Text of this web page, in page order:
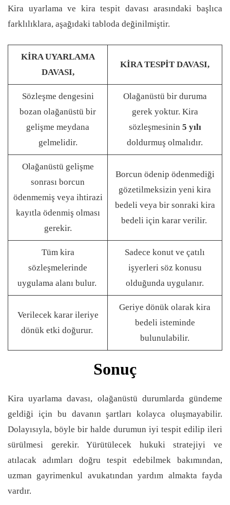
Kira uyarlama ve kira tespit davası arasındaki başlıca
farklılıklara, aşağıdaki tabloda değinilmiştir.
KİRA UYARLAMA
DAVASI,
KİRA TESPİT DAVASI,
Sözleşme dengesini
bozan olağanüstü bir
gelişme meydana
gelmelidir.
Olağanüstü bir duruma
gerek yoktur. Kira
sözleşmesinin 5 yılı
doldurmuş olmalıdır.
Olağanüstü gelişme
sonrası borcun
ödenmemiş veya ihtirazi
kayıtla ödenmiş olması
gerekir.
Borcun ödenip ödenmediği
gözetilmeksizin yeni kira
bedeli veya bir sonraki kira
bedeli için karar verilir.
Tüm kira
sözleşmelerinde
uygulama alanı bulur.
Sadece konut ve çatılı
işyerleri söz konusu
olduğunda uygulanır.
Verilecek karar ileriye
dönük etki doğurur.
Geriye dönük olarak kira
bedeli isteminde
bulunulabilir.
Sonuç
Kira uyarlama davası, olağanüstü durumlarda gündeme
geldiği için bu davanın şartları kolayca oluşmayabilir.
Dolayısıyla, böyle bir halde durumun iyi tespit edilip ileri
sürülmesi gerekir. Yürütülecek hukuki stratejiyi ve
atılacak adımları doğru tespit edebilmek bakımından,
uzman gayrimenkul avukatından yardım almakta fayda
vardır.